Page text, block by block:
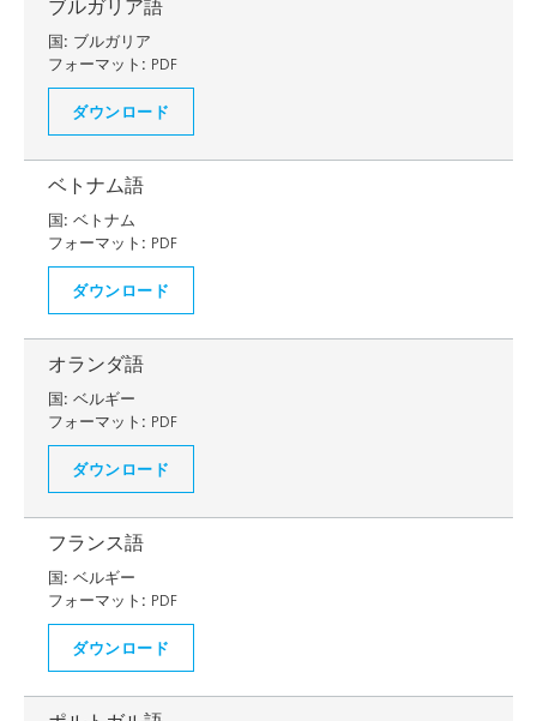
ブルガリア語
国: ブルガリア
フォーマット: PDF
ダウンロード
ベトナム語
国: ベトナム
フォーマット: PDF
ダウンロード
オランダ語
国: ベルギー
フォーマット: PDF
ダウンロード
フランス語
国: ベルギー
フォーマット: PDF
ダウンロード